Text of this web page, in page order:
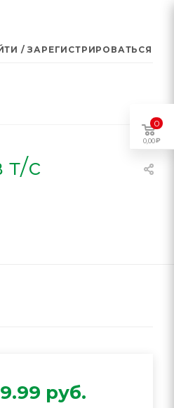
/ ЗАРЕГИСТРИРОВАТЬСЯ
с
руб.
0
0,00